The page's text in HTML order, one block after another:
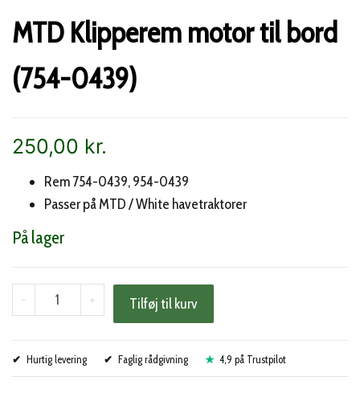
MTD Klipperem motor til bord
(754-0439)
250,00 kr.
Rem 754-0439, 954-0439
Passer på MTD / White havetraktorer
På lager
-
MTD
Klipperem
til
+ Tilføj til kurv
Hurtig levering Faglig rådgivning 4,9 på Trustpilot